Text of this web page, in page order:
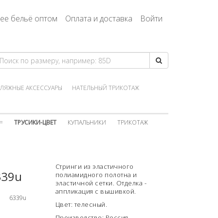
бельё оптом Оплата и доставка Войти
АКСЕССУАРЫ
НАТЕЛЬНЫЙ ТРИКОТАЖ
ТРУСИКИ-ЦВЕТ КУПАЛЬНИКИ ТРИКОТАЖ
6339u
Стринги из эластичного
полиамидного полотна и
эластичной сетки. Отделка -
аппликация с вышивкой.
Цвет: телесный.